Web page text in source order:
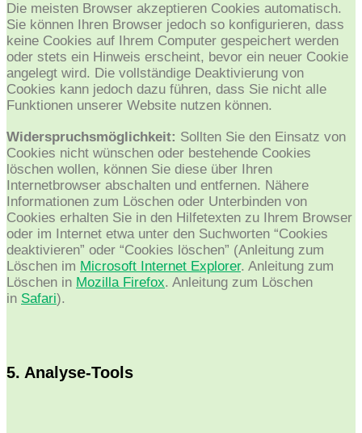
Die meisten Browser akzeptieren Cookies automatisch.
Sie können Ihren Browser jedoch so konfigurieren, dass
keine Cookies auf Ihrem Computer gespeichert werden
oder stets ein Hinweis erscheint, bevor ein neuer Cookie
angelegt wird. Die vollständige Deaktivierung von
Cookies kann jedoch dazu führen, dass Sie nicht alle
Funktionen unserer Website nutzen können.
Widerspruchsmöglichkeit: Sollten Sie den Einsatz von
Cookies nicht wünschen oder bestehende Cookies
löschen wollen, können Sie diese über Ihren
Internetbrowser abschalten und entfernen. Nähere
Informationen zum Löschen oder Unterbinden von
Cookies erhalten Sie in den Hilfetexten zu Ihrem Browser
oder im Internet etwa unter den Suchworten “Cookies
deaktivieren” oder “Cookies löschen” (Anleitung zum
Löschen im Microsoft Internet Explorer. Anleitung zum
Löschen in Mozilla Firefox. Anleitung zum Löschen
in Safari).
5. Analyse-Tools